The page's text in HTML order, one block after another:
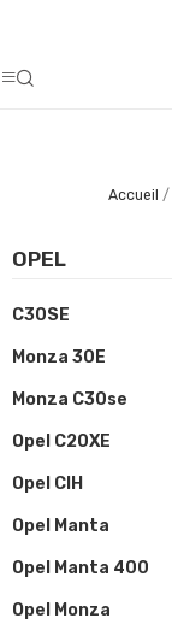
Accueil
OPEL
C30SE
Monza 30E
Monza C30se
Opel C20XE
Opel CIH
Opel Manta
Opel Manta 400
Opel Monza